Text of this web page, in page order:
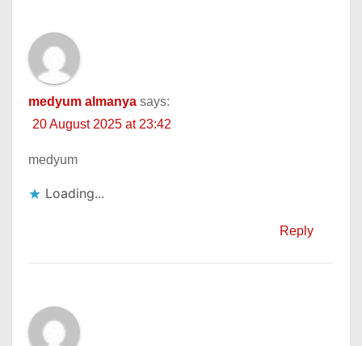
medyum almanya says:
20 August 2025 at 23:42
medyum
Loading...
Reply